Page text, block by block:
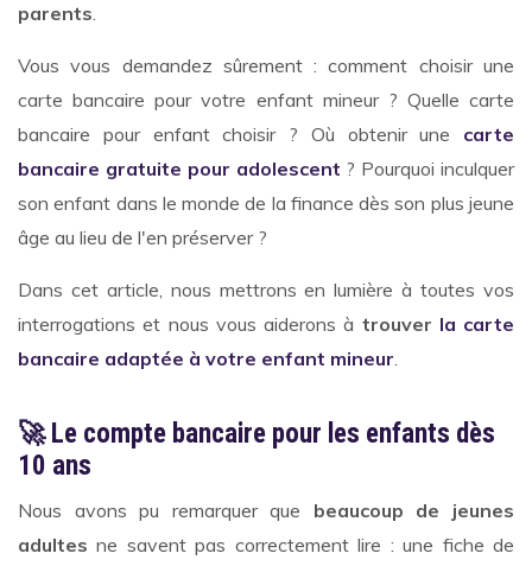
parents.
Vous vous demandez sûrement : comment choisir une
carte bancaire pour votre enfant mineur ? Quelle carte
bancaire pour enfant choisir ? Où obtenir une carte
bancaire gratuite pour adolescent ? Pourquoi inculquer
son enfant dans le monde de la finance dès son plus jeune
âge au lieu de l'en préserver ?
Dans cet article, nous mettrons en lumière à toutes vos
interrogations et nous vous aiderons à trouver la carte
bancaire adaptée à votre enfant mineur.
🚀 Le compte bancaire pour les enfants dès
10 ans
Nous avons pu remarquer que beaucoup de jeunes
adultes ne savent pas correctement lire : une fiche de